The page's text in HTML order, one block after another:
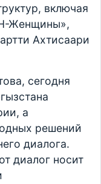
включая
Женщины»,
Ахтисаари
сегодня
а
решений
диалога.
диалог носит